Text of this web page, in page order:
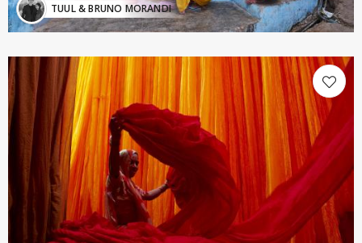
TUUL & BRUNO MORANDI